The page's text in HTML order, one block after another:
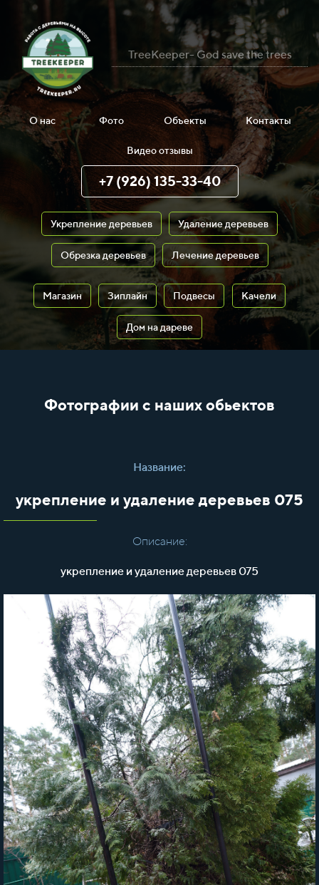
TreeKeeper- God save the trees
О нас Фото Объекты Контакты
Видео отзывы
+7 (926) 135-33-40
Укрепление деревьев Удаление деревьев
Обрезка деревьев Лечение деревьев
Магазин Зиплайн Подвесы Качели
Дом на дареве
Фотографии с наших обьектов
Название:
укрепление и удаление деревьев 075
Описание:
укрепление и удаление деревьев 075